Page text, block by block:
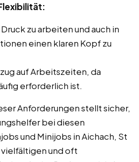
zu arbeiten und auch in
einen klaren Kopf zu
auf Arbeitszeiten, da
erforderlich ist.
Anforderungen stellt sicher,
bei diesen
und Minijobs in Aichach, St
vielfältigen und oft